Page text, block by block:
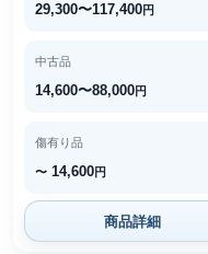
29,300〜117,400円
中古品
14,600〜88,000円
傷有り品
〜 14,600円
商品詳細